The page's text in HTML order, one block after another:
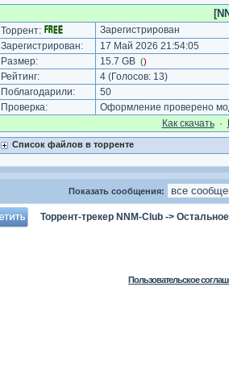
Торрент:
Зарегистрирован
Зарегистрирован:
17 Май 2026 21:54:05
Размер:
15.7 GB ()
Рейтинг: 4(Голосов: 13)
Поблагодарили:
50
Проверка:
Оформление проверено
Как cкачать·
Список файлов в торренте
Показать сообщения:
Торрент-трекер NNM-Club -> Остальное
Пользовательское